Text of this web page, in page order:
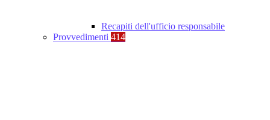
Recapiti dell'ufficio responsabile
Provvedimenti 414